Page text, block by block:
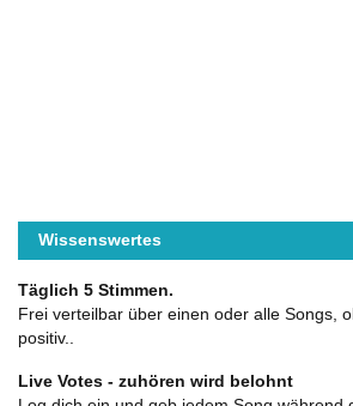
Wissenswertes
Täglich 5 Stimmen.
Frei verteilbar über einen oder alle Songs,
positiv..
Live Votes - zuhören wird belohnt